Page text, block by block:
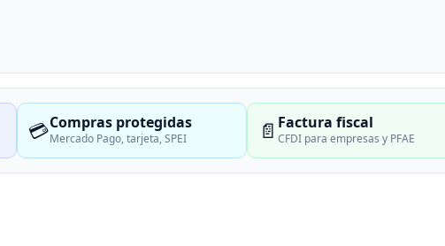
💳Compras protegidas
Mercado Pago, tarjeta, SPEI 📄 Factura fiscal
CFDI para empresas y PFAE